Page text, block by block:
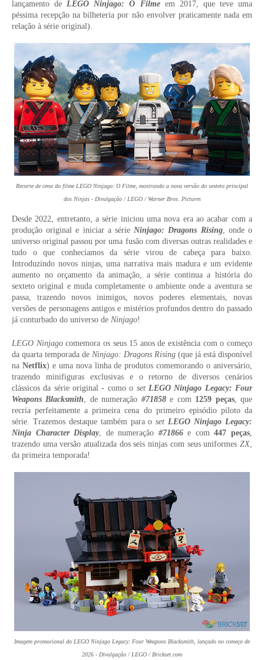
lançamento deLEGO Ninjago: O Filmeem 2017, que teve uma
péssima recepção na bilheteria por não envolver praticamente nada em
relação à série original).
Recorte de cena do filme LEGO Ninjago: O Filme, mostrando a nova versão do sexteto principal
dos Ninjas - Divulgação / LEGO / Warner Bros. Pictures
Desde 2022, entretanto, a série iniciou uma nova era ao acabar com a
produção original e iniciar a sérieNinjago: Dragons Rising, onde o
universo original passou por uma fusão com diversas outras realidades e
tudo o que conhecíamos da série virou de cabeça para baixo.
Introduzindo novos ninjas, uma narrativa mais madura e um evidente
aumento no orçamento da animação, a série continua a história do
sexteto original e muda completamente o ambiente onde a aventura se
passa, trazendo novos inimigos, novos poderes elementais, novas
versões de personagens antigos e mistérios profundos dentro do passado
já conturbado do universo de Ninjago!
LEGO Ninjagocomemora os seus 15 anos de existência com o começo
da quarta temporada de Ninjago: Dragons Rising (que já está disponível
na Netflix) e uma nova linha de produtos comemorando o aniversário,
trazendo minifiguras exclusivas e o retorno de diversos cenários
clássicos da série original - como o set LEGO Ninjago Legacy: Four
Weapons Blacksmith, de numeração #71858e com 1259 peças, que
recria perfeitamente a primeira cena do primeiro episódio piloto da
série. Trazemos destaque também para oset LEGO Ninjago Legacy:
Ninja Character Display, de numeração #71866e com447 peças,
trazendo uma versão atualizada dos seis ninjas com seus uniformes ZX,
da primeira temporada!
Imagem promocional do LEGO Ninjago Legacy: Four Weapons Blacksmith, lançado no começo de
2026 - Divulgação / LEGO / Brickset.com